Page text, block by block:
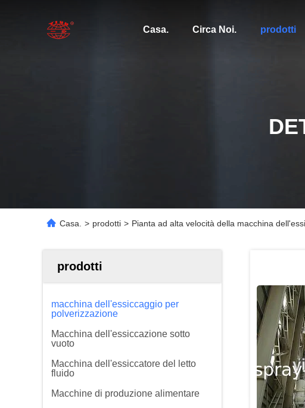
Casa. Circa Noi. prodotti
Casa. > prodotti > Pianta ad alta velocità della macchina
prodotti
macchina dell'essiccaggio per
polverizzazione
Macchina dell'essiccazione sotto
vuoto
Macchina dell'essiccatore del letto
fluido
Macchine di produzione alimentare